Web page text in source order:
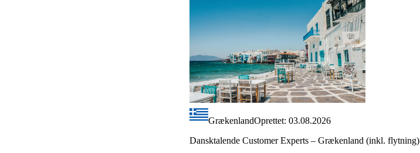
GrækenlandOprettet: 03.08.2026
Dansktalende Customer Experts – Grækenland (inkl. flytning)